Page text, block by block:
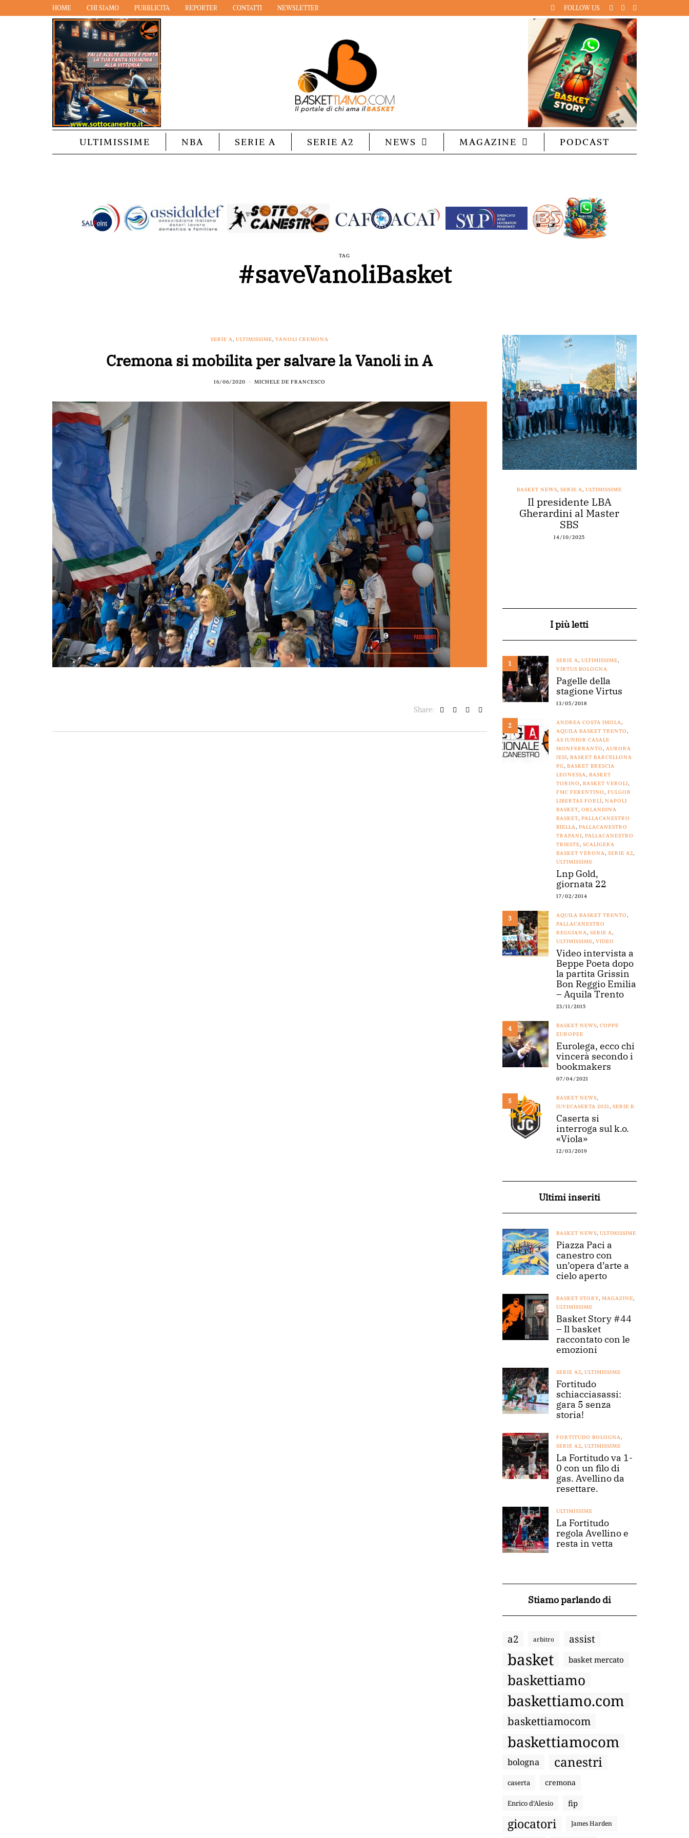
HOME CHI SIAMO PUBBLICITÀ REPORTER CONTATTI NEWSLETTER FOLLOW US
ULTIMISSIME NBA SERIE A SERIE A2 NEWS MAGAZINE PODCAST
TAG
#saveVanoliBasket
SERIE A, ULTIMISSIME, VANOLI CREMONA
Cremona si mobilita per salvare la Vanoli in A
16/06/2020 MICHELE DE FRANCESCO
Share:
BASKET TORINO
BERGAMO BASKET 2014
PALLACANESTRO 2.015
FORTITUDO BOLOGNA,
NEW BASKET BRINDISI
PISTOIA BASKET,
ROSETO
SCALIGERA
BASKET VERONA
SCANDONE AVELLINO,
A2 , URANIA MILANO VUELLE PESARO
Serie A2, le protagoniste
della stagione 2025-26
08/08/2025
BASKET NEWS,ULTIMISSIME
Alla Roig Arena di
Valencia arriva «The
Eye»
14/07/2025
BASKET NEWS ,ULTIMISSIME
Piazza Paci a canestro
con un’opera d’arte a
cielo aperto
17/06/2026
BASKET NEWS,SERIE A,ULTIMISSIME
Il presidente LBA
Gherardini al Master
SBS
14/10/2025
I più letti
1 SERIE A, ULTIMISSIME,
VIRTUS BOLOGNA
Pagelle della
stagione Virtus
13/05/2018
2 ANDREA COSTA IMOLA,
AQUILA BASKET TRENTO,
AS JUNIOR CASALE
MONFERRANTO, AURORA
JESI, BASKET BARCELLONA
PG, BASKET BRESCIA
LEONESSA, BASKET
TORINO, BASKET VEROLI,
FMC FERENTINO, FULGOR
LIBERTAS FORLÌ, NAPOLI
BASKET, ORLANDINA
BASKET, PALLACANESTRO
BIELLA, PALLACANESTRO
TRAPANI, PALLACANESTRO
TRIESTE, SCALIGERA
BASKET VERONA, SERIE A2,
ULTIMISSIME
Lnp Gold,
giornata 22
17/02/2014
3 AQUILA BASKET TRENTO,
PALLACANESTRO
REGGIANA, SERIE A,
ULTIMISSIME, VIDEO
Video intervista a
Beppe Poeta dopo
la partita Grissin
Bon Reggio Emilia
– Aquila Trento
23/11/2015
4 BASKET NEWS, COPPE
EUROPEE
Eurolega, ecco chi
vincerà secondo i
bookmakers
07/04/2021
5 BASKET NEWS,
JUVECASERTA 2021, SERIE B
Caserta si
interroga sul k.o.
«Viola»
12/03/2019
Ultimi inseriti
BASKET NEWS, ULTIMISSIME
Piazza Paci a
canestro con
un’opera d’arte a
cielo aperto
BASKET STORY, MAGAZINE,
ULTIMISSIME
Basket Story #44
– Il basket
raccontato con le
emozioni
SERIE A2, ULTIMISSIME
Fortitudo
schiacciasassi:
gara 5 senza
storia!
FORTITUDO BOLOGNA,
SERIE A2, ULTIMISSIME
La Fortitudo va 1-
0 con un filo di
gas. Avellino da
resettare.
ULTIMISSIME
La Fortitudo
regola Avellino e
resta in vetta
Stiamo parlando di
a2 arbitro assist
basket basket mercato
baskettiamo
baskettiamo.com
baskettiamocom
baskettiamocom
bologna canestri
caserta cremona
Enrico d’Alesio fip
giocatori James Harden